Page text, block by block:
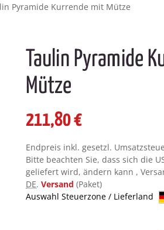
Pyramide Kurrende mit Mütze
Taulin Pyramide
Mütze
211,80 €
Endpreis inkl. gesetzl.
Bitte beachten Sie, dass sich die
geliefert wird, ändern kann ,
DE. Versand (Paket)
Auswahl Steuerzone / Lieferland